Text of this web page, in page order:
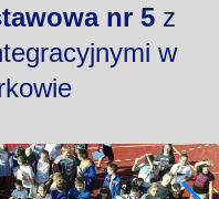
nr 5z
w